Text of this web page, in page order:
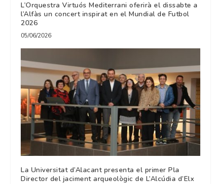
L’Orquestra Virtuós Mediterrani oferirà el dissabte a
l’Alfàs un concert inspirat en el Mundial de Futbol
2026
05/06/2026
La Universitat d’Alacant presenta el primer Pla
Director del jaciment arqueològic de L’Alcúdia d’Elx